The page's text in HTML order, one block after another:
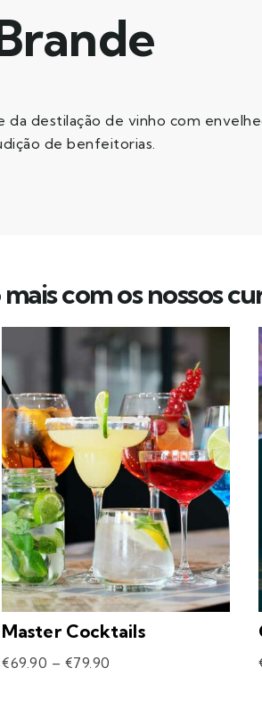
destilação de vinho com
de benfeitorias.
com os nossos
Master Cocktails
€69.90 – €79.90